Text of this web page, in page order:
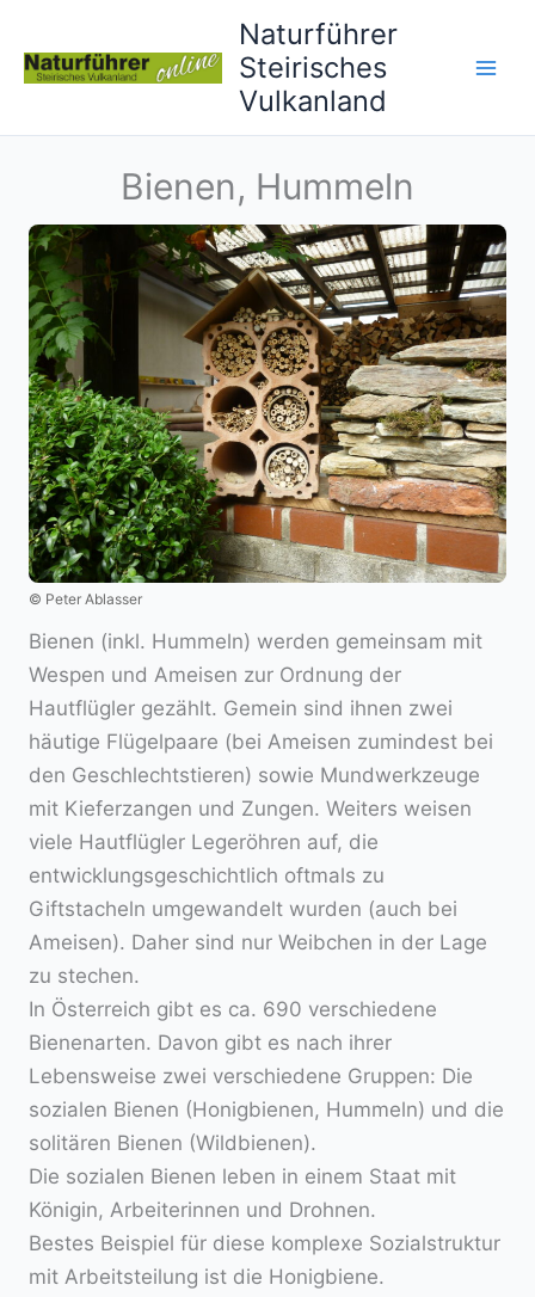
content
Naturführer
Steirisches
Vulkanland
Bienen, Hummeln
© Peter Ablasser
Bienen (inkl. Hummeln) werden gemeinsam mit
Wespen und Ameisen zur Ordnung der
Hautflügler gezählt. Gemein sind ihnen zwei
häutige Flügelpaare (bei Ameisen zumindest bei
den Geschlechtstieren) sowie Mundwerkzeuge
mit Kieferzangen und Zungen. Weiters weisen
viele Hautflügler Legeröhren auf, die
entwicklungsgeschichtlich oftmals zu
Giftstacheln umgewandelt wurden (auch bei
Ameisen). Daher sind nur Weibchen in der Lage
zu stechen.
In Österreich gibt es ca. 690 verschiedene
Bienenarten. Davon gibt es nach ihrer
Lebensweise zwei verschiedene Gruppen: Die
sozialen Bienen (Honigbienen, Hummeln) und die
solitären Bienen (Wildbienen).
Die sozialen Bienen leben in einem Staat mit
Königin, Arbeiterinnen und Drohnen.
Bestes Beispiel für diese komplexe Sozialstruktur
mit Arbeitsteilung ist die Honigbiene.